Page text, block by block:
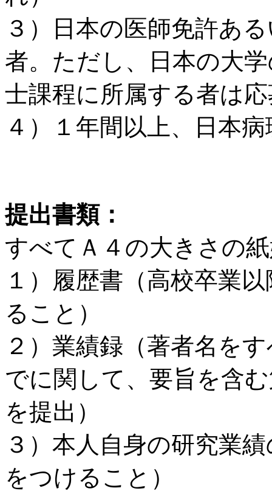
３）日本の医師免許あ
者。ただし、日本の大
士課程に所属する者は
４）１年間以上、日本
提出書類：
すべてＡ４の大きさの
１）履歴書（高校卒業
ること）
２）業績録（著者名を
でに関して、要旨を含
を提出）
３）本人自身の研究業
をつけること）